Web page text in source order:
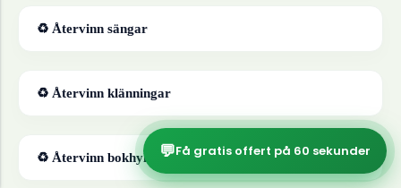
♻ Återvinn sängar
♻ Återvinn klänningar
♻ Återvinn bokhyllor💬Få gratis offert på 60 sekunder